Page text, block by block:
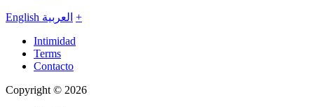
English العربية +
Intimidad
Terms
Contacto
Copyright © 2026